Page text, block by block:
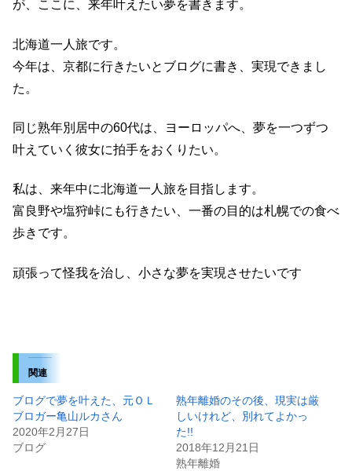
が、ここに、来年叶えたい夢を書きます。
北海道一人旅です。
今年は、京都に行きたいとブログに書き、実現できまし
た。
同じ熟年別居中の60代は、ヨーロッパへ、夢を一つずつ
叶えていく彼女に拍手をおくりたい。
私は、来年中に北海道一人旅を目指します。
富良野や塩狩峠にも行きたい、一番の目的は札幌での食べ
歩きです。
頑張って怪我を治し、小さな夢を実現させたいです
関連
ブログで夢を叶えた、元ＯＬ
ブロガー亀山ルカさん
2020年2月27日
ブログ
熟年離婚のその後、現実は厳
しいけれど、別れてよかっ
た!!
2018年12月21日
熟年離婚